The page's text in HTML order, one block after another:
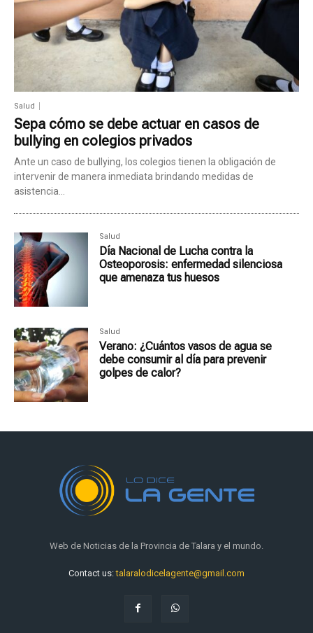
Salud
Sepa cómo se debe actuar en casos de
bullying en colegios privados
Ante un caso de bullying, los colegios tienen la obligación de
intervenir de manera inmediata brindando medidas de
asistencia...
Salud
Día Nacional de Lucha contra la
Osteoporosis: enfermedad silenciosa
que amenaza tus huesos
Salud
Verano: ¿Cuántos vasos de agua se
debe consumir al día para prevenir
golpes de calor?
Web de Noticias de la Provincia de Talara y el mundo.
Contact us:talaralodicelagente@gmail.com